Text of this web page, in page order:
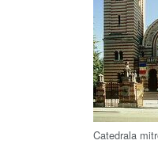
Catedrala